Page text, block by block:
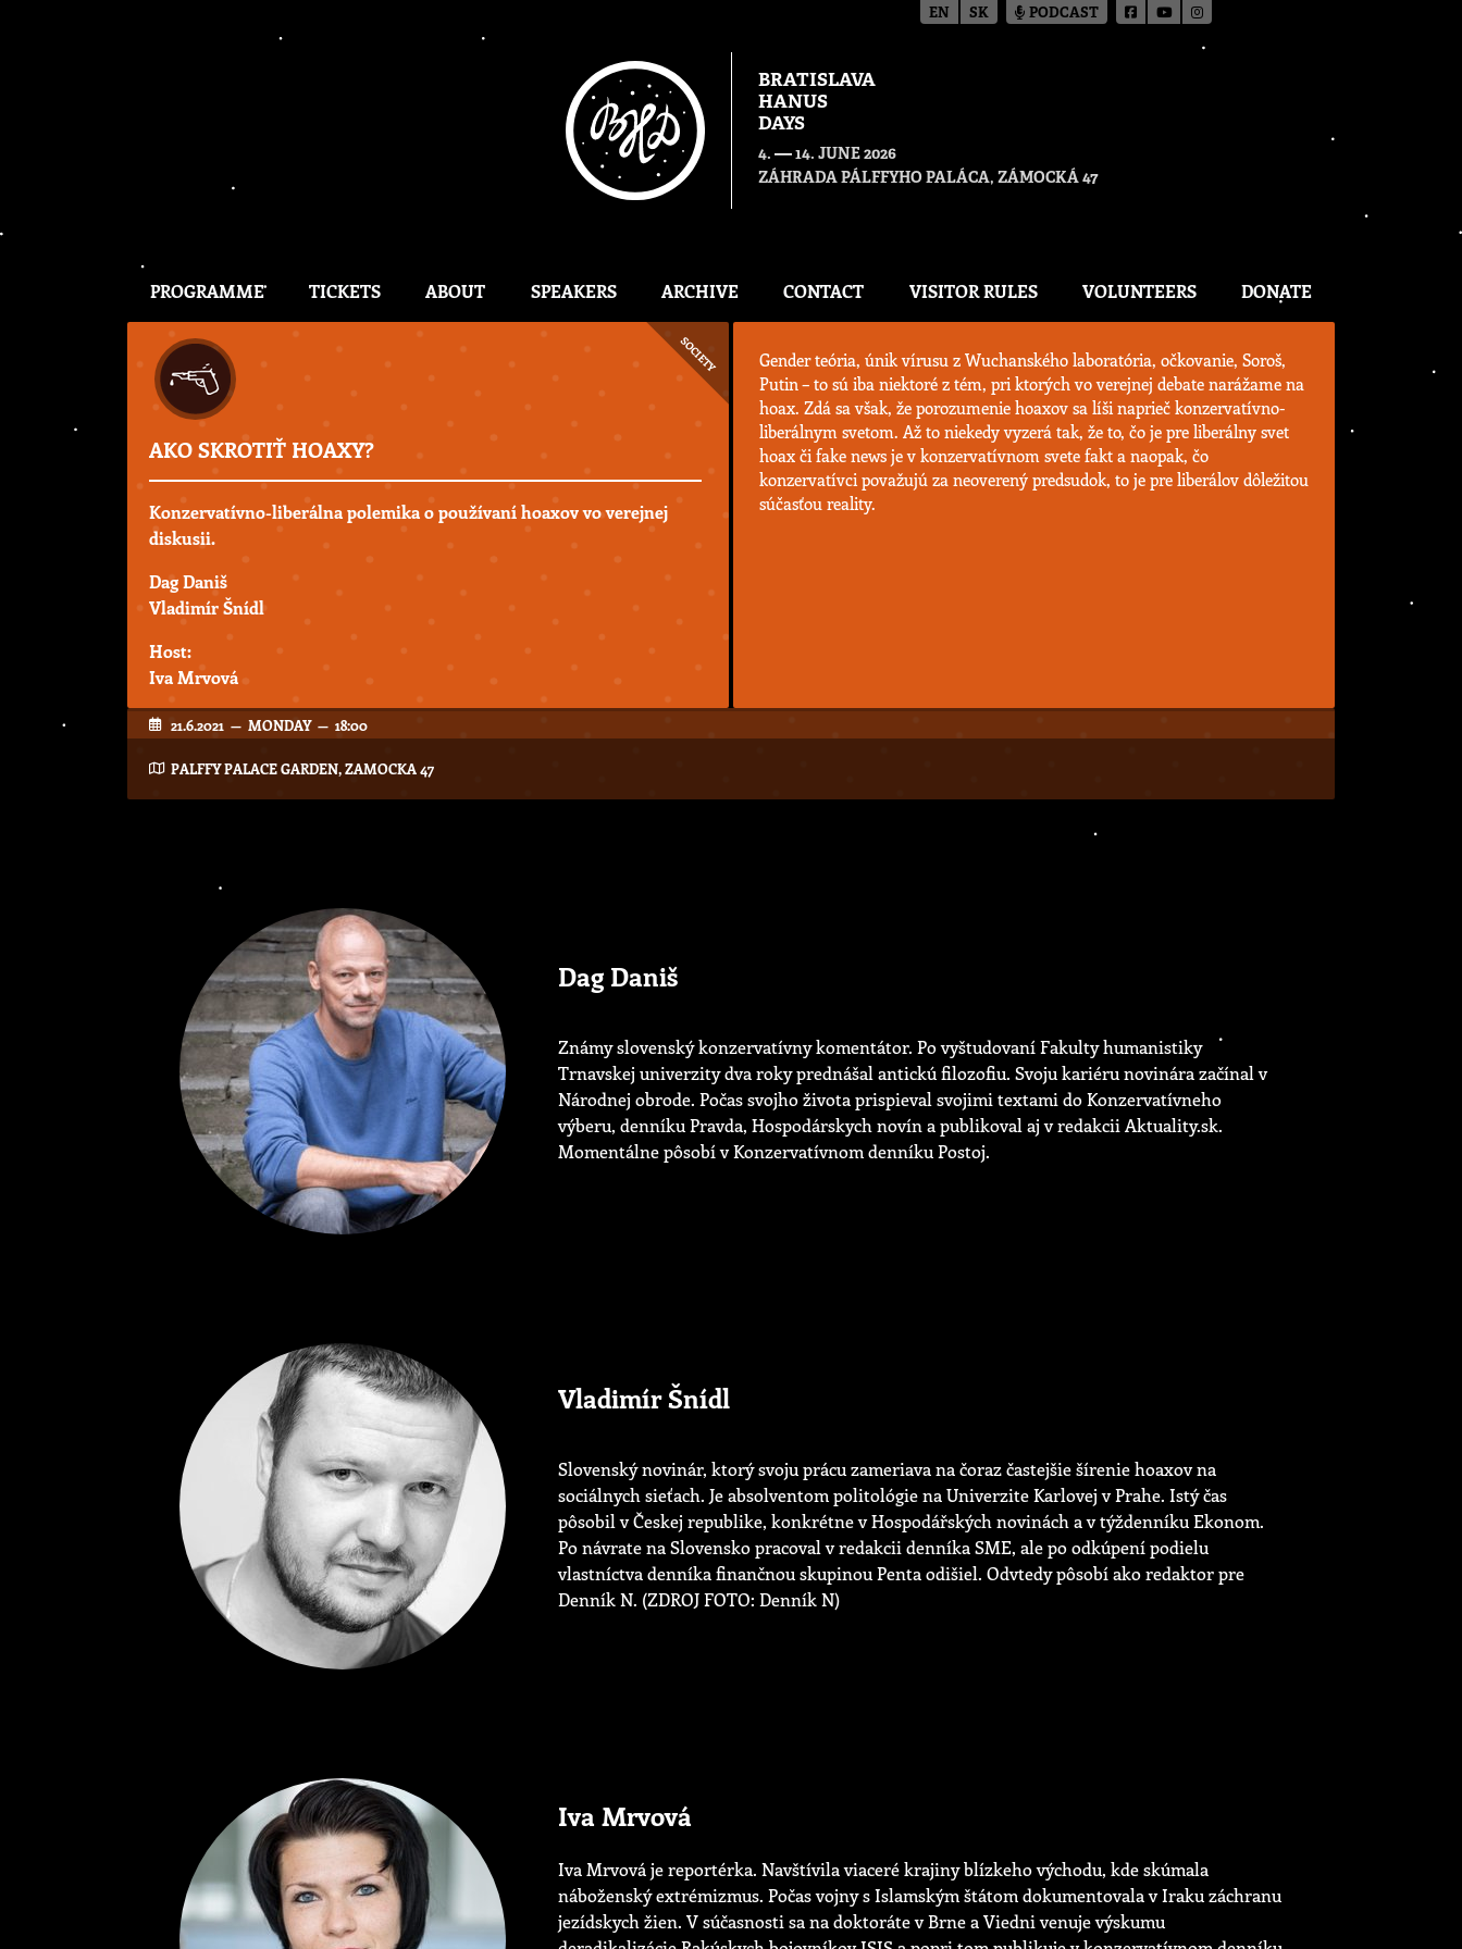
BRATISLAVA
HANUS
DAYS
4. — 14. JUNE 2026
ZÁHRADA PÁLFFYHO PALÁCA, ZÁMOCKÁ 47
PROGRAMME TICKETS ABOUT SPEAKERS ARCHIVE CONTACT VISITOR RULES VOLUNTEERS DONATE
SOCIETY
AKO SKROTIŤ HOAXY?
Konzervatívno-liberálna polemika o používaní hoaxov vo verejnej
diskusii.
Dag Daniš
Vladimír Šnídl
Host:
Iva Mrvová
Gender teória, únik vírusu z Wuchanského laboratória, očkovanie, Soroš,
Putin – to sú iba niektoré z tém, pri ktorých vo verejnej debate narážame na
hoax. Zdá sa však, že porozumenie hoaxov sa líši naprieč konzervatívno-
liberálnym svetom. Až to niekedy vyzerá tak, že to, čo je pre liberálny svet
hoax či fake news je v konzervatívnom svete fakt a naopak, čo
konzervatívci považujú za neoverený predsudok, to je pre liberálov dôležitou
súčasťou reality.
21.6.2021 — MONDAY — 18:00
PALFFY PALACE GARDEN, ZAMOCKA 47
Dag Daniš
Známy slovenský konzervatívny komentátor. Po vyštudovaní Fakulty humanistiky
Trnavskej univerzity dva roky prednášal antickú filozofiu. Svoju kariéru novinára začínal v
Národnej obrode. Počas svojho života prispieval svojimi textami do Konzervatívneho
výberu, denníku Pravda, Hospodárskych novín a publikoval aj v redakcii Aktuality.sk.
Momentálne pôsobí v Konzervatívnom denníku Postoj.
Vladimír Šnídl
Slovenský novinár, ktorý svoju prácu zameriava na čoraz častejšie šírenie hoaxov na
sociálnych sieťach. Je absolventom politológie na Univerzite Karlovej v Prahe. Istý čas
pôsobil v Českej republike, konkrétne v Hospodářských novinách a v týždenníku Ekonom.
Po návrate na Slovensko pracoval v redakcii denníka SME, ale po odkúpení podielu
vlastníctva denníka finančnou skupinou Penta odišiel. Odvtedy pôsobí ako redaktor pre
Denník N. (ZDROJ FOTO: Denník N)
Iva Mrvová
Iva Mrvová je reportérka. Navštívila viaceré krajiny blízkeho východu, kde skúmala
náboženský extrémizmus. Počas vojny s Islamským štátom dokumentovala v Iraku záchranu
jezídskych žien. V súčasnosti sa na doktoráte v Brne a Viedni venuje výskumu
EN SK PODCAST